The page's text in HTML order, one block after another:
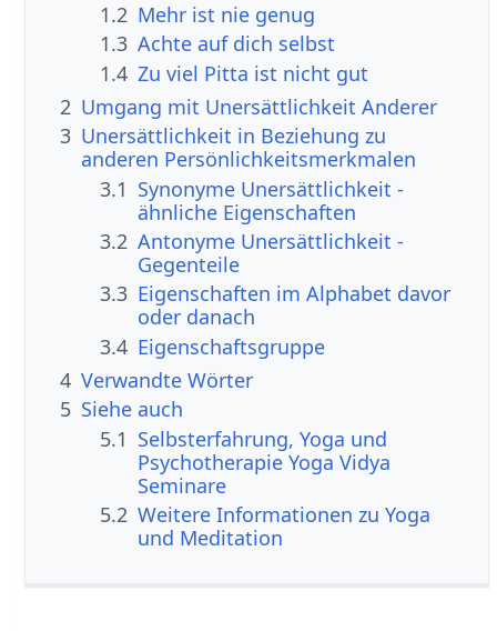
1.2 Mehr ist nie genug
1.3 Achte auf dich selbst
1.4 Zu viel Pitta ist nicht gut
2 Umgang mit Unersättlichkeit Anderer
3 Unersättlichkeit in Beziehung zu
anderen Persönlichkeitsmerkmalen
3.1 Synonyme Unersättlichkeit -
ähnliche Eigenschaften
3.2 Antonyme Unersättlichkeit -
Gegenteile
3.3 Eigenschaften im Alphabet davor
oder danach
3.4 Eigenschaftsgruppe
4 Verwandte Wörter
5 Siehe auch
5.1 Selbsterfahrung, Yoga und
Psychotherapie Yoga Vidya
Seminare
5.2 Weitere Informationen zu Yoga
und Meditation